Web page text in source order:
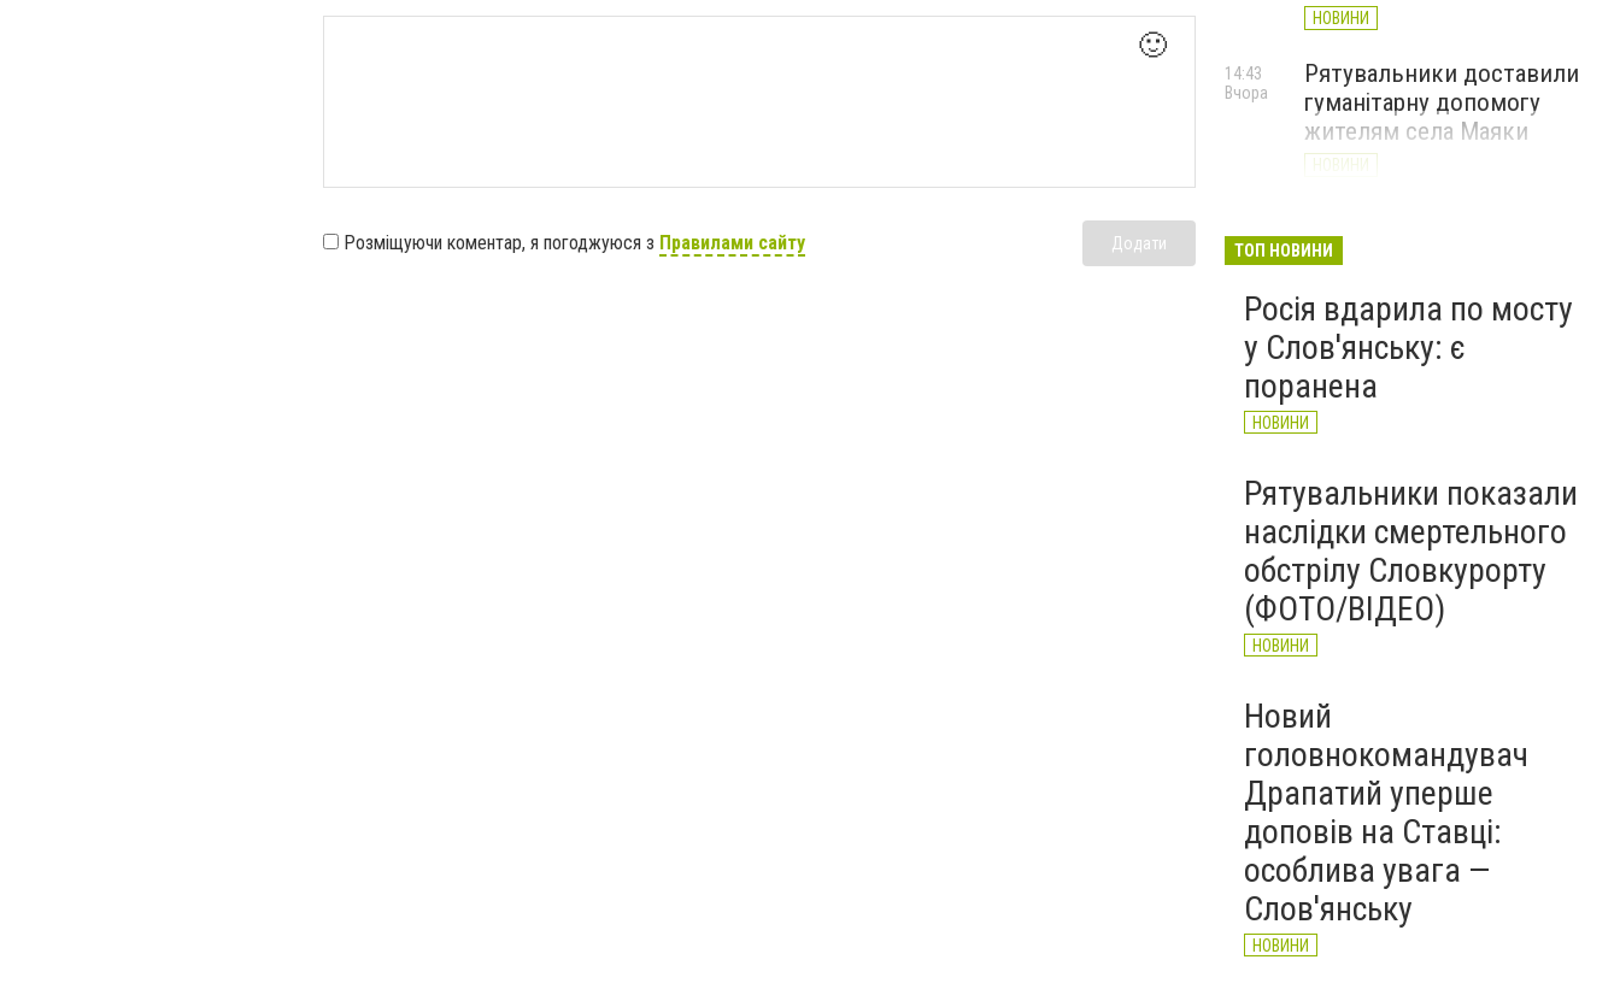
🙂
Розміщуючи коментар, я погоджуюся з Правилами сайту Додати
НОВИНИ
Рятувальники доставили
гуманітарну допомогу
жителям села Маяки
НОВИНИ
14:43
Вчора
онлайн-акція до Дня молоді
Вчора
ТОП НОВИНИ
Росія вдарила по мосту
у Слов'янську: є
поранена
НОВИНИ
Рятувальники показали
наслідки смертельного
обстрілу Словкурорту
(ФОТО/ВІДЕО)
НОВИНИ
Новий
головнокомандувач
Драпатий уперше
доповів на Ставці:
особлива увага —
Слов'янську
НОВИНИ